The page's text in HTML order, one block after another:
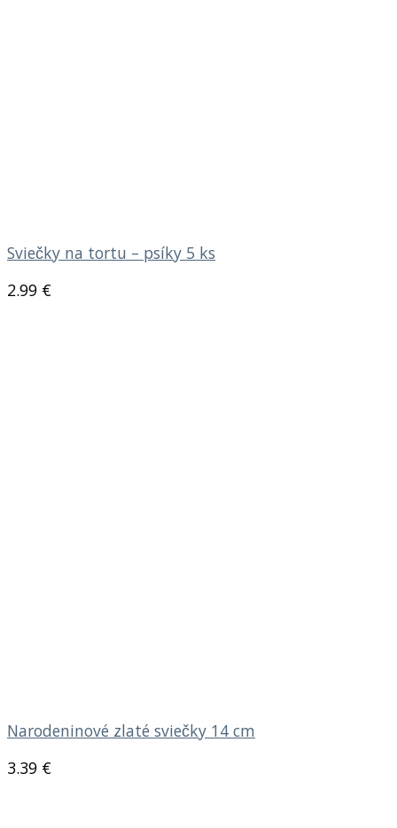
Sviečky na tortu – psíky 5 ks
2.99 €
Narodeninové zlaté sviečky 14 cm
3.39 €